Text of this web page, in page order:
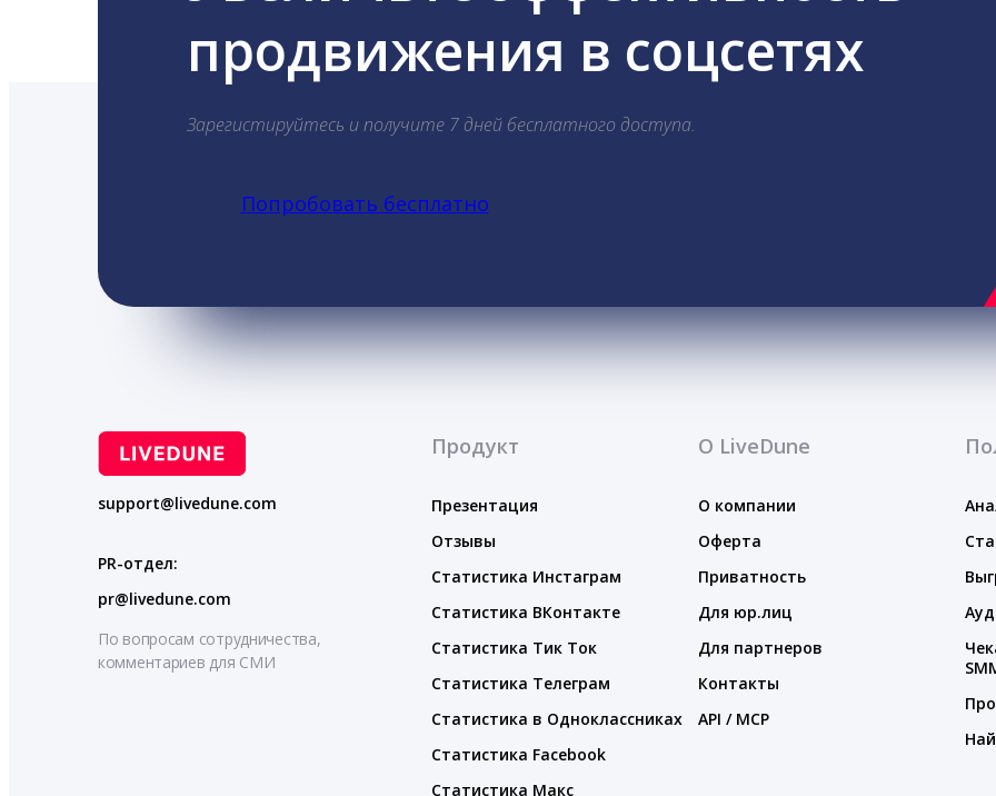
продвижения в соцсетях
Зарегистируйтесь и получите 7 дней бесплатного доступа.
Попробовать бесплатно
support@livedune.com
PR-отдел:
pr@livedune.com
По вопросам сотрудничества,
комментариев для СМИ
Продукт
Презентация
Отзывы
Статистика Инстаграм
Статистика ВКонтакте
Статистика Тик Ток
Статистика Телеграм
Статистика в Одноклассниках
Статистика Facebook
Статистика Макс
О LiveDune
О компании
Оферта
Приватность
Для юр.лиц
Для партнеров
Контакты
API / MCP